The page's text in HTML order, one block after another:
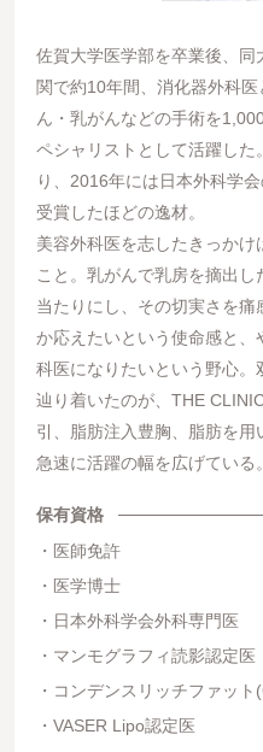
佐賀大学医学部を卒業後、
関で約10年間、消化器外科
ん・乳がんなどの手術を
ペシャリストとして活躍し
り、2016年には日本外科学
受賞したほどの逸材。
美容外科医を志したきっか
こと。乳がんで乳房を摘出
当たりにし、その切実さを痛
か応えたいという使命感と
科医になりたいという野心。
辿り着いたのが、THE
引、脂肪注入豊胸、脂肪を用
急速に活躍の幅を広げている。
保有資格
医師免許
医学博士
日本外科学会外科専門医
マンモグラフィ読影認定医
コンデンスリッチファット
VASER Lipo認定医